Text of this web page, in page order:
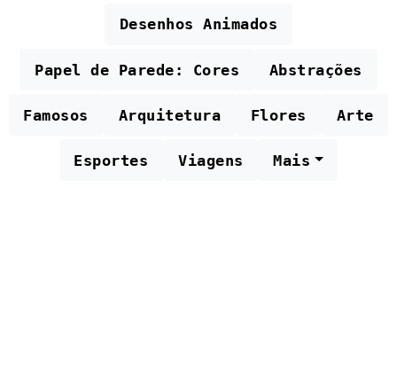
Desenhos Animados
Papel de Parede: Cores Abstrações
Famosos Arquitetura Flores Arte
Esportes Viagens Mais